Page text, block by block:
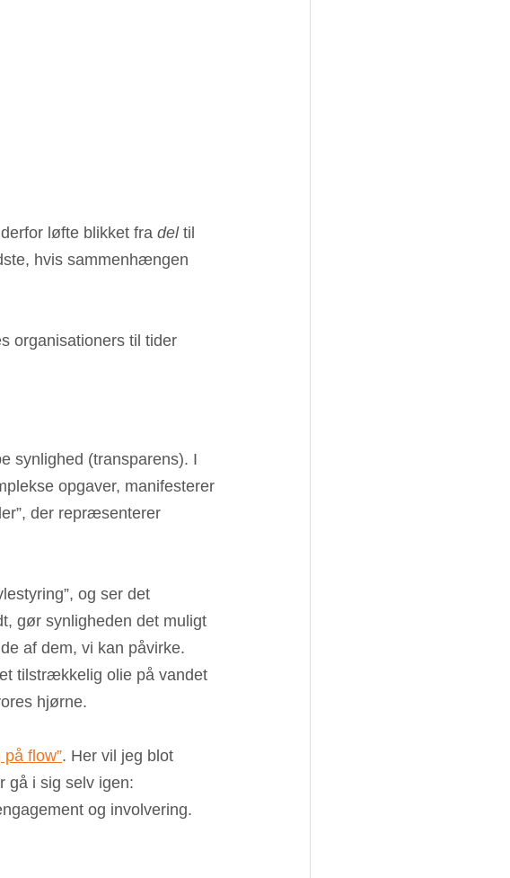
løfte blikket fra del til
hvis sammenhængen
organisationers til tider
synlighed (transparens). I
opgaver, manifesterer
der repræsenterer
og ser det
gør synligheden det muligt
af dem, vi kan påvirke.
tilstrækkelig olie på vandet
hjørne.
på flow”. Her vil jeg blot
gå i sig selv igen:
og involvering.